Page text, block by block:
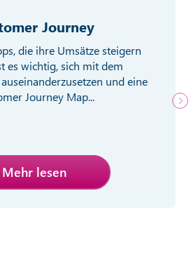
Journey
die ihre Umsätze steigern
es wichtig, sich mit dem
und eine
Journey Map...
Mehr lesen